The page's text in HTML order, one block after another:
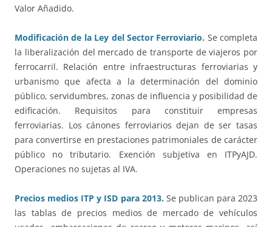
Valor Añadido.
Modificación de la Ley del Sector Ferroviario. Se completa
la liberalización del mercado de transporte de viajeros por
ferrocarril. Relación entre infraestructuras ferroviarias y
urbanismo que afecta a la determinación del dominio
público, servidumbres, zonas de influencia y posibilidad de
edificación. Requisitos para constituir empresas
ferroviarias. Los cánones ferroviarios dejan de ser tasas
para convertirse en prestaciones patrimoniales de carácter
público no tributario. Exención subjetiva en ITPyAJD.
Operaciones no sujetas al IVA.
Precios medios ITP y ISD para 2013.Se publican para 2023
las tablas de precios medios de mercado de vehículos